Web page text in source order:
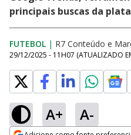
principais buscas da
FUTEBOL | R7 Conteúdo e
29/12/2025 - 11H07 (ATUALIZADO
A+ A-